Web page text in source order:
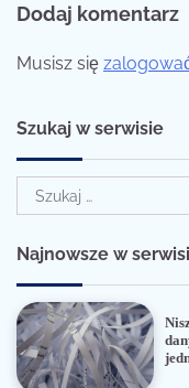
Dodaj komentarz
Musisz się
Szukaj w serwisie
Szukaj:
Najnowsze w